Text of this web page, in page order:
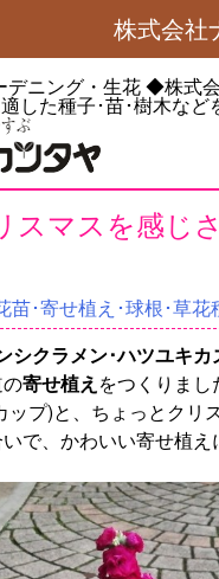
株式会
デニング・生花◆株式
した種子･苗･樹木など
スマスを感じ
苗･寄せ植え･球根･草花
シクラメン･ハツユキカ
寄せ植え をつくりまし
ップ)と、ちょっとクリ
で、かわいい寄せ植え